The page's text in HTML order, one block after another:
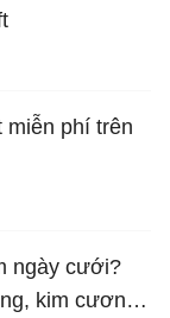
miễn phí trên
ngày cưới?
kim cương